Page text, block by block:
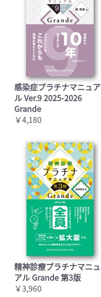
感染症プラチナマニュア
ル Ver.9 2025-2026
Grande
￥4,180
精神診療プラチナマニュ
アル Grande 第3版
￥3,960